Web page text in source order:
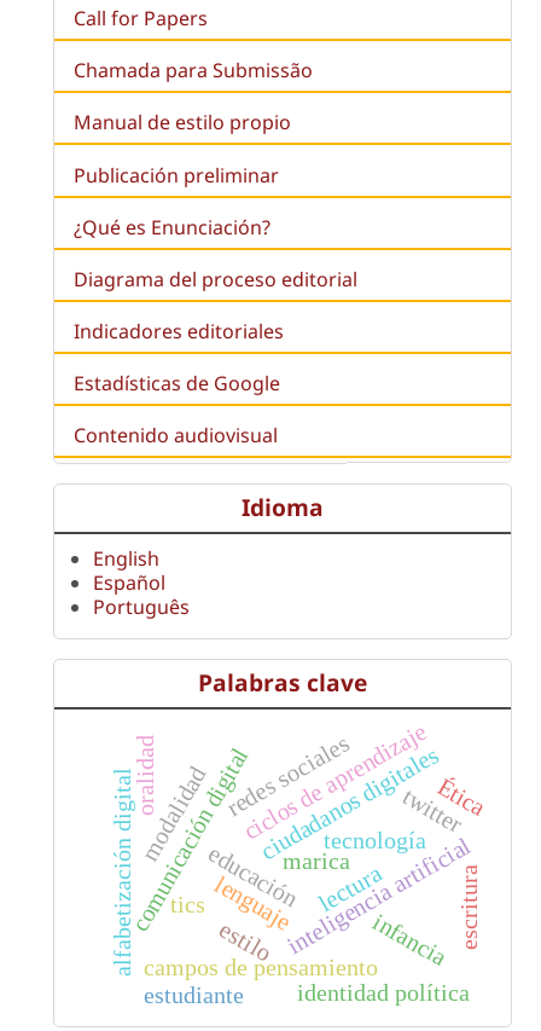
Call for Papers
Chamada para Submissão
Manual de estilo propio
Publicación preliminar
¿Qué es Enunciación?
Diagrama del proceso editorial
Indicadores editoriales
Estadísticas de Google
Contenido audiovisual
Idioma
English
Español
Português
Palabras clave
lenguaje
tecnología
comunicación digitaleducacióninteligencia artificial
alfabetización digital tics
ciudadanos digitales
campos de pensamiento
ciclos de aprendizaje
modalidadredes sociales
estilo
identidad política
lectura escritura
oralidad
marica
twitter
infancia
estudiante
Ética